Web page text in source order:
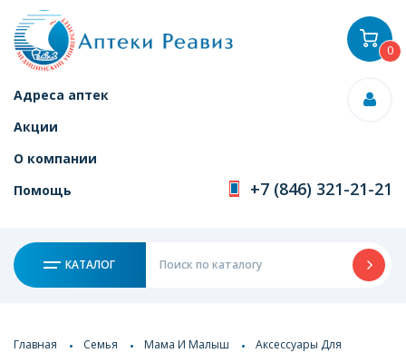
Адреса аптек
Акции
О компании
Помощь
+7 (846) 321-21-21
КАТАЛОГ
0
Главная Семья Мама И Малыш
Аксессуары Для